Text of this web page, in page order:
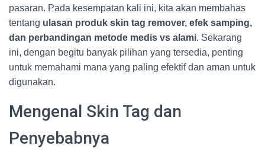
pasaran. Pada kesempatan kali ini, kita akan membahas
tentang ulasan produk skin tag remover, efek samping,
dan perbandingan metode medis vs alami. Sekarang
ini, dengan begitu banyak pilihan yang tersedia, penting
untuk memahami mana yang paling efektif dan aman untuk
digunakan.
Mengenal Skin Tag dan
Penyebabnya